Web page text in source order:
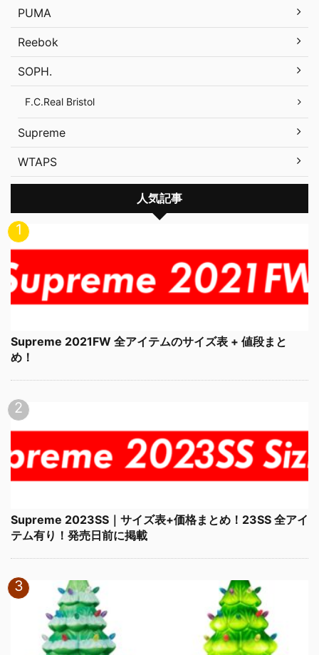
PUMA
Reebok
SOPH.
F.C.Real Bristol
Supreme
WTAPS
人気記事
Supreme 2021FW 全アイテムのサイズ表 + 値段まと
め！
Supreme 2023SS｜サイズ表+価格まとめ！23SS 全アイ
テム有り！発売日前に掲載